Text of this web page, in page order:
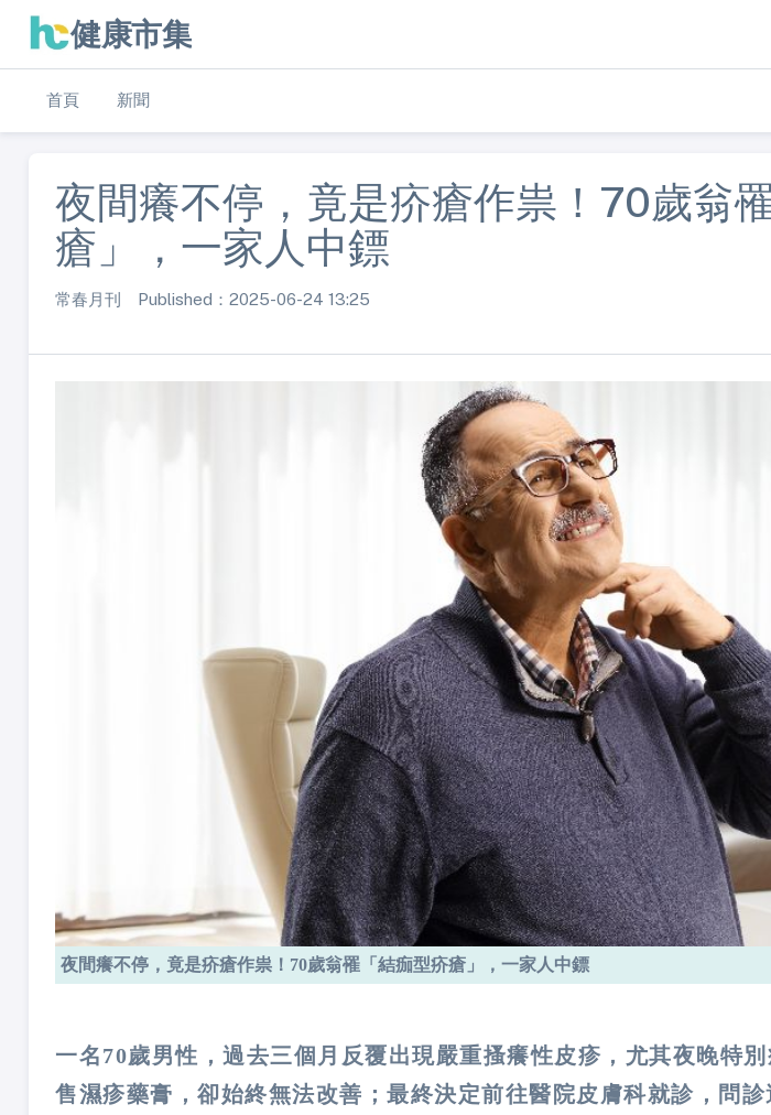
健康市集
首頁 新聞
夜間癢不停，竟是疥瘡作祟！70歲翁
瘡」，一家人中鏢
常春月刊 Published：2025-06-24 13:25
夜間癢不停，竟是疥瘡作祟！70歲翁罹「結痂型疥瘡」，一家人中鏢
一名70歲男性，過去三個月反覆出現嚴重搔癢性皮疹，尤其夜晚特
售濕疹藥膏，卻始終無法改善；最終決定前往醫院皮膚科就診，問